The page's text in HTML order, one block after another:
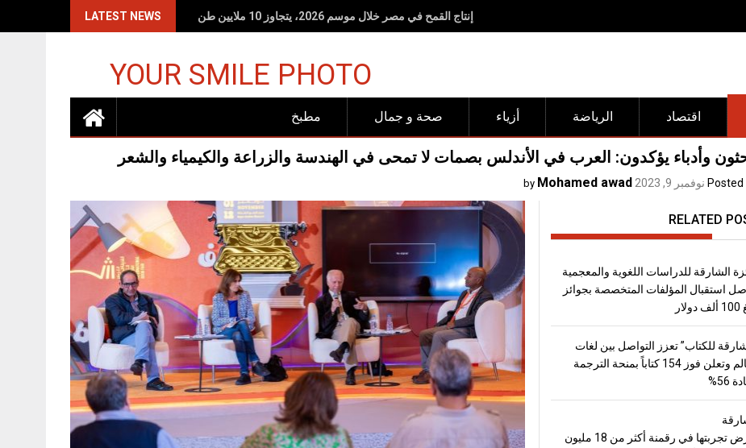
LATEST NEWS <br><br>وجهات "شروق".. مساحات صُممت لتجعل الحركة وأنماط<br>الحياة الصحية جزءاً طبيعياً من الحياة اليومية<span lang="EN" dir="LTR" style="font-size:17.0pt;line-height:150%"></span><br><br>
YOUR SMILE PHOTO
مطبخ صحة و جمال أزياء الرياضة اقتصاد
وأدباء يؤكدون: العرب في الأندلس بصمات لا تمحى في الهندسة والزراعة والكيمياء والشعر
Posted نوفمبر 9, 2023 by
Mohamed awad
RELATED
الشارقة للدراسات اللغوية والمعجمية
استقبال المؤلفات المتخصصة بجوائز
للكتاب” تعزز التواصل بين لغات
العالم وتعلن فوز 154 كتاباً بمنحة الترجمة
56%
تعرض تجربتها في رقمنة أكثر من 18 مليون